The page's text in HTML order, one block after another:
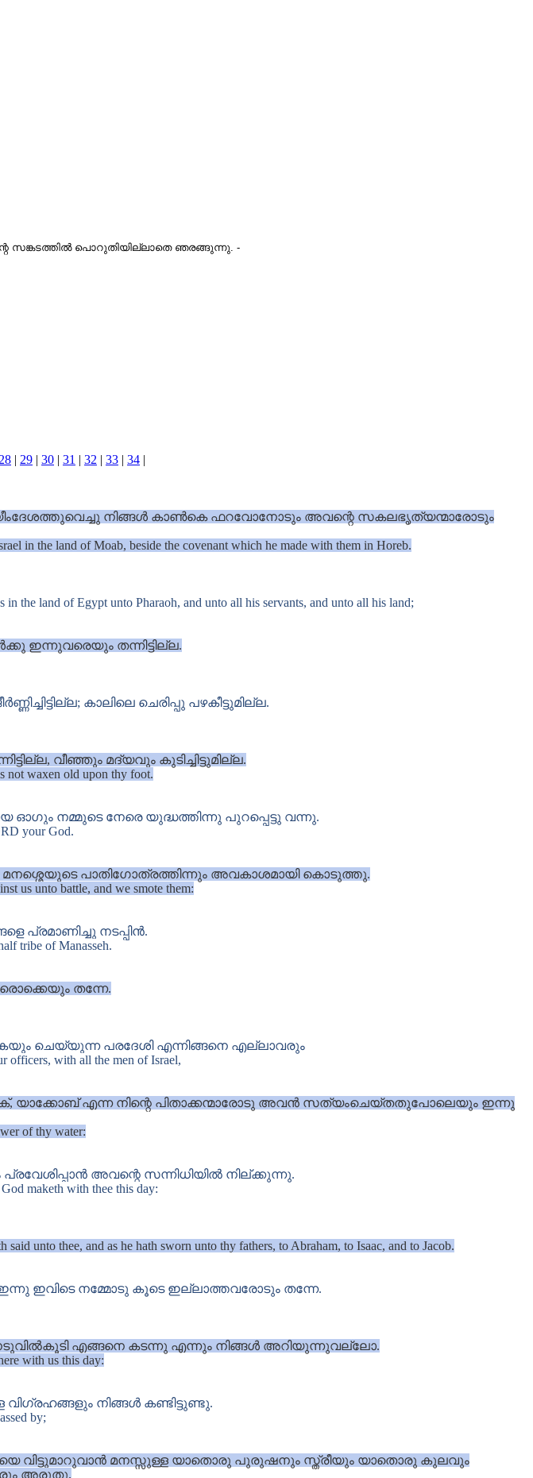
28 | 29 | 30 | 31 | 32 | 33 | 34 |
നിങ്ങൾ കാൺകെ ഫറവോനോടും അവന്റെ സകലഭൃത്യന്മാരോടും
in the land of Moab, beside the covenant which he made with them in Horeb.
the land of Egypt unto Pharaoh, and unto all his servants, and unto all his land;
ഇന്നുവരെയും തന്നിട്ടില്ല.
കാലിലെ ചെരിപ്പു പഴകീട്ടുമില്ല.
വീഞ്ഞും മദ്യവും കുടിച്ചിട്ടുമില്ല.
not waxen old upon thy foot.
നമ്മുടെ നേരെ യുദ്ധത്തിന്നു പുറപ്പെട്ടു വന്നു.
your God.
മനശ്ശെയുടെ പാതിഗോത്രത്തിന്നും അവകാശമായി കൊടുത്തു.
us unto battle, and we smote them:
പ്രമാണിച്ചു നടപ്പിൻ.
tribe of Manasseh.
തന്നേ.
ചെയ്യുന്ന പരദേശി എന്നിങ്ങനെ എല്ലാവരും
officers, with all the men of Israel,
യാക്കോബ് എന്ന നിന്റെ പിതാക്കന്മാരോടു അവൻ സത്യംചെയ്തതുപോലെയും ഇന്നു
of thy water:
അവന്റെ സന്നിധിയിൽ നില്ക്കുന്നു.
maketh with thee this day:
unto thee, and as he hath sworn unto thy fathers, to Abraham, to Isaac, and to Jacob.
ഇവിടെ നമ്മോടു കൂടെ ഇല്ലാത്തവരോടും തന്നേ.
എങ്ങനെ കടന്നു എന്നും നിങ്ങൾ അറിയുന്നുവല്ലോ.
with us this day:
നിങ്ങൾ കണ്ടിട്ടുണ്ടു.
by;
വിട്ടുമാറുവാൻ മനസ്സുള്ള യാതൊരു പുരുഷനും സ്ത്രീയും യാതൊരു കുലവും
അരുതു.